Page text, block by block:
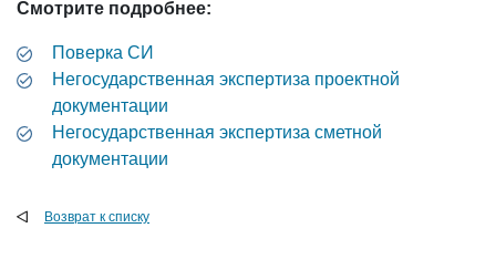
Смотрите подробнее:
Поверка СИ
Негосударственная экспертиза проектной
документации
Негосударственная экспертиза сметной
документации
Возврат к списку